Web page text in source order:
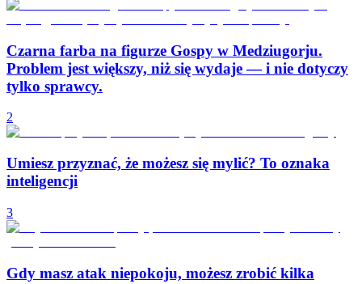
Czarna farba na figurze Gospy w Medziugorju.
Problem jest większy, niż się wydaje — i nie dotyczy
tylko sprawcy.
2
Umiesz przyznać, że możesz się mylić? To oznaka
inteligencji
3
Gdy masz atak niepokoju, możesz zrobić kilka